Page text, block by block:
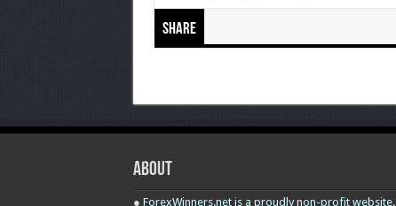
Share
About
● ForexWinners.net is a proudly non-profit website.